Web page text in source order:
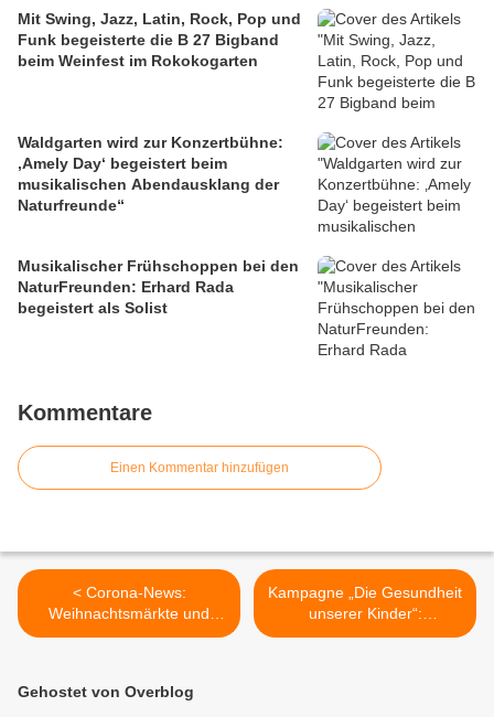
Mit Swing, Jazz, Latin, Rock, Pop und
Funk begeisterte die B 27 Bigband
beim Weinfest im Rokokogarten
Waldgarten wird zur Konzertbühne:
‚Amely Day‘ begeistert beim
musikalischen Abendausklang der
Naturfreunde“
Musikalischer Frühschoppen bei den
NaturFreunden: Erhard Rada
begeistert als Solist
Kommentare
Einen Kommentar hinzufügen
< Corona-News:
Weihnachtsmärkte und
Volksfeste in Bayern wieder
Veitshöchheim - 32
Kampagne „Die Gesundheit
unserer Kinder“:
Gesundheitsamt startet mit
Gehostet von Overblog